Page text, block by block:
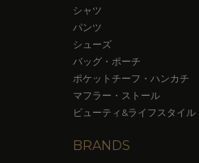
シャツ
パンツ
シューズ
バッグ・ポーチ
ポケットチーフ・ハンカチ
マフラー・ストール
ビューティ&ライフスタイル
BRANDS